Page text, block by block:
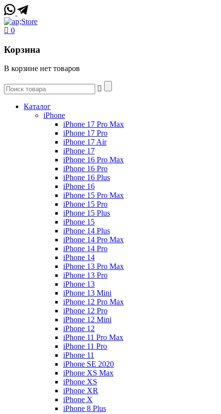
0
Корзина
В корзине нет товаров
Каталог
iPhone
iPhone 17 Pro Max
iPhone 17 Pro
iPhone 17 Air
iPhone 17
iPhone 16 Pro Max
iPhone 16 Pro
iPhone 16 Plus
iPhone 16
iPhone 15 Pro Max
iPhone 15 Pro
iPhone 15 Plus
iPhone 15
iPhone 14 Plus
iPhone 14 Pro Max
iPhone 14 Pro
iPhone 14
iPhone 13 Pro Max
iPhone 13 Pro
iPhone 13
iPhone 13 Mini
iPhone 12 Pro Max
iPhone 12 Pro
iPhone 12 Mini
iPhone 12
iPhone 11 Pro Max
iPhone 11 Pro
iPhone 11
iPhone SE 2020
iPhone XS Max
iPhone XS
iPhone XR
iPhone X
iPhone 8 Plus